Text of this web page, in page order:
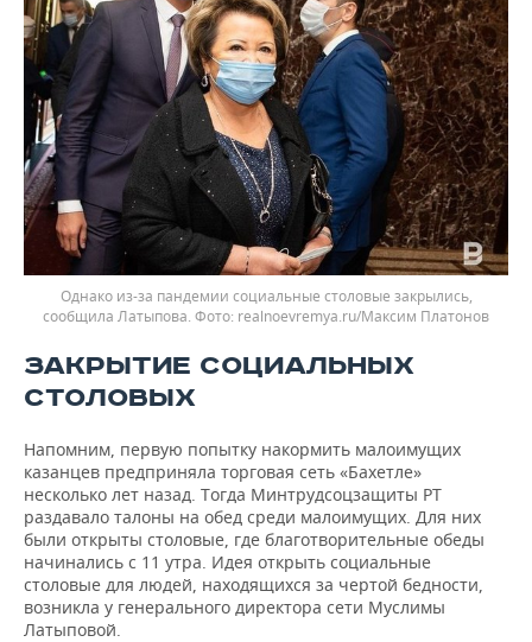
Однако из-за пандемии социальные столовые закрылись,
сообщила Латыпова.
realnoevremya.ru/Максим Платонов
ЗАКРЫТИЕ СОЦИАЛЬНЫХ
СТОЛОВЫХ
Напомним, первую попытку накормить малоимущих
казанцев предприняла торговая сеть «Бахетле»
несколько лет назад. Тогда Минтрудсоцзащиты РТ
раздавало талоны на обед среди малоимущих. Для них
были открыты столовые, где благотворительные обеды
начинались с 11 утра. Идея открыть социальные
столовые для людей, находящихся за чертой бедности,
возникла у генерального директора сети Муслимы
Латыповой.